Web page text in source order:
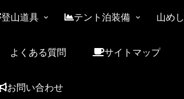
登山道具 テント泊装備 山めし
よくある質問 サイトマップ
お問い合わせ